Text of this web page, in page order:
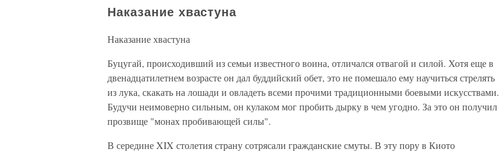
Наказание хвастуна
Наказание хвастуна
Буцугай, происходивший из семьи известного воина, отличался отвагой и силой. Хотя еще в
двенадцатилетнем возрасте он дал буддийский обет, это не помешало ему научиться стрелять
из лука, скакать на лошади и овладеть всеми прочими традиционными боевыми искусствами.
Будучи неимоверно сильным, он кулаком мог пробить дырку в чем угодно. За это он получил
прозвище "монах пробивающей силы".
В середине XIX столетия страну сотрясали гражданские смуты. В эту пору в Киото